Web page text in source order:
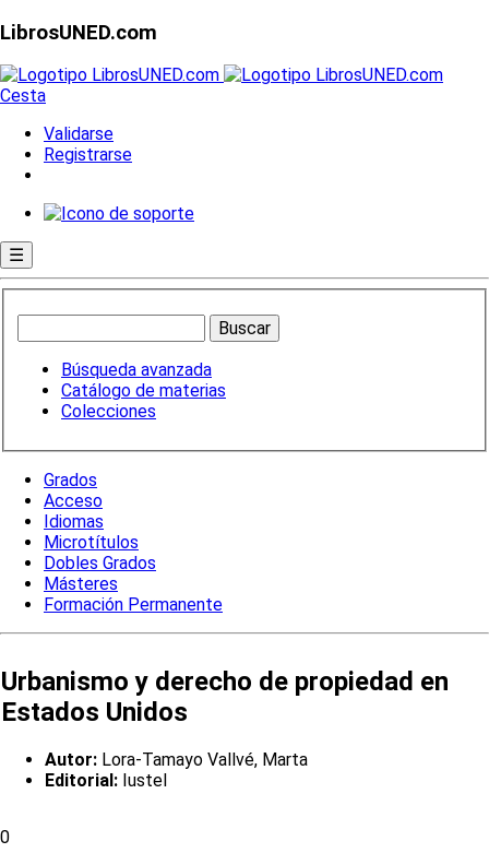
LibrosUNED.com
Cesta
Validarse
Registrarse
☰
Búsqueda avanzada
Catálogo de materias
Colecciones
Grados
Acceso
Idiomas
Microtítulos
Dobles Grados
Másteres
Formación Permanente
Urbanismo y derecho de propiedad en
Estados Unidos
Autor: Lora-Tamayo Vallvé, Marta
Editorial: Iustel
0